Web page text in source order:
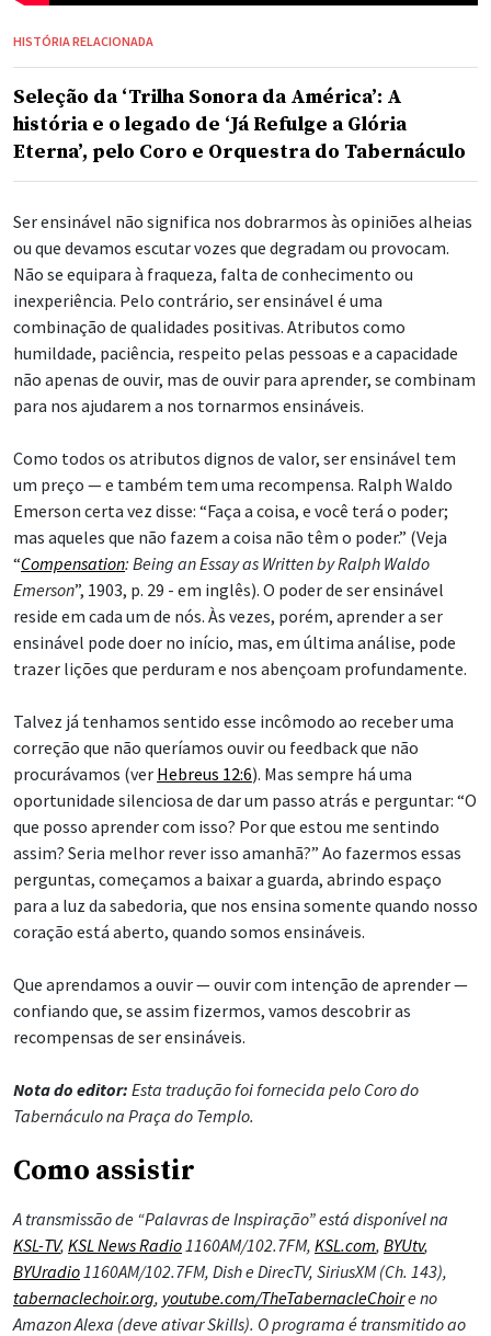
HISTÓRIA RELACIONADA
Seleção da ‘Trilha Sonora da América’: A
história e o legado de ‘Já Refulge a Glória
Eterna’, pelo Coro e Orquestra do Tabernáculo
Ser ensinável não significa nos dobrarmos às opiniões alheias
ou que devamos escutar vozes que degradam ou provocam.
Não se equipara à fraqueza, falta de conhecimento ou
inexperiência. Pelo contrário, ser ensinável é uma
combinação de qualidades positivas. Atributos como
humildade, paciência, respeito pelas pessoas e a capacidade
não apenas de ouvir, mas de ouvir para aprender, se combinam
para nos ajudarem a nos tornarmos ensináveis.
Como todos os atributos dignos de valor, ser ensinável tem
um preço — e também tem uma recompensa. Ralph Waldo
Emerson certa vez disse: “Faça a coisa, e você terá o poder;
mas aqueles que não fazem a coisa não têm o poder.” (Veja
“Compensation: Being an Essay as Written by Ralph Waldo
Emerson”, 1903, p. 29 - em inglês). O poder de ser ensinável
reside em cada um de nós. Às vezes, porém, aprender a ser
ensinável pode doer no início, mas, em última análise, pode
trazer lições que perduram e nos abençoam profundamente.
Talvez já tenhamos sentido esse incômodo ao receber uma
correção que não queríamos ouvir ou feedback que não
procurávamos (ver Hebreus 12:6). Mas sempre há uma
oportunidade silenciosa de dar um passo atrás e perguntar: “O
que posso aprender com isso? Por que estou me sentindo
assim? Seria melhor rever isso amanhã?” Ao fazermos essas
perguntas, começamos a baixar a guarda, abrindo espaço
para a luz da sabedoria, que nos ensina somente quando nosso
coração está aberto, quando somos ensináveis.
Que aprendamos a ouvir — ouvir com intenção de aprender —
confiando que, se assim fizermos, vamos descobrir as
recompensas de ser ensináveis.
Nota do editor: Esta tradução foi fornecida pelo Coro do
Tabernáculo na Praça do Templo.
Como assistir
A transmissão de “Palavras de Inspiração” está disponível na
KSL-TV, KSL News Radio 1160AM/102.7FM, KSL.com, BYUtv,
BYUradio 1160AM/102.7FM, Dish e DirecTV, SiriusXM (Ch. 143),
tabernaclechoir.org, youtube.com/TheTabernacleChoire no
Amazon Alexa (deve ativar Skills). O programa é transmitido ao